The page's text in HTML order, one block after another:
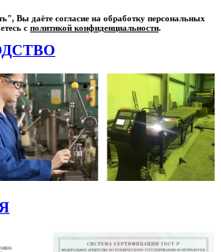
Вы даёте согласие на обработку персональных
с политикой конфиденциальности.